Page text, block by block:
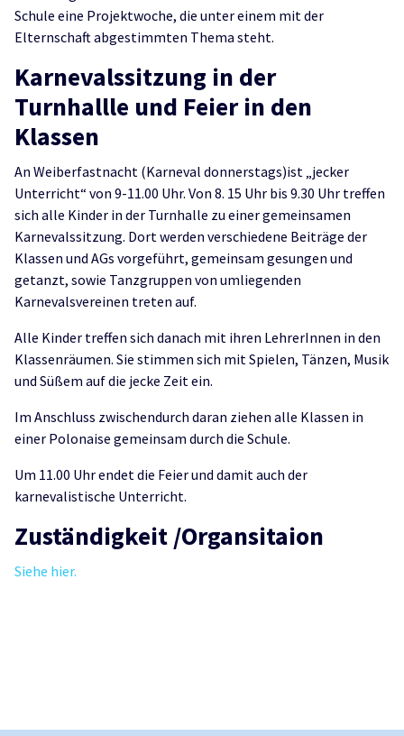
Schule eine Projektwoche, die unter einem mit der
Elternschaft abgestimmten Thema steht.
Karnevalssitzung in der
Turnhallle und Feier in den
Klassen
An Weiberfastnacht (Karneval donnerstags)ist „jecker
Unterricht“ von 9-11.00 Uhr. Von 8. 15 Uhr bis 9.30 Uhr treffen
sich alle Kinder in der Turnhalle zu einer gemeinsamen
Karnevalssitzung. Dort werden verschiedene Beiträge der
Klassen und AGs vorgeführt, gemeinsam gesungen und
getanzt, sowie Tanzgruppen von umliegenden
Karnevalsvereinen treten auf.
Alle Kinder treffen sich danach mit ihren LehrerInnen in den
Klassenräumen. Sie stimmen sich mit Spielen, Tänzen, Musik
und Süßem auf die jecke Zeit ein.
Im Anschluss zwischendurch daran ziehen alle Klassen in
einer Polonaise gemeinsam durch die Schule.
Um 11.00 Uhr endet die Feier und damit auch der
karnevalistische Unterricht.
Zuständigkeit /Organsitaion
Siehe hier.